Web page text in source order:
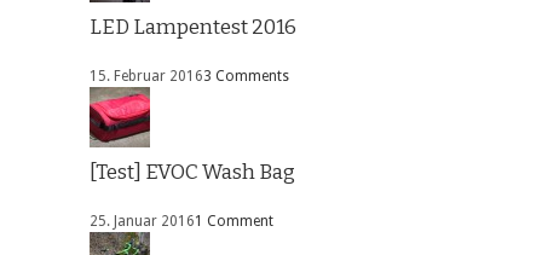
LED Lampentest 2016
15. Februar 20163 Comments
[Test] EVOC Wash Bag
25. Januar 20161 Comment